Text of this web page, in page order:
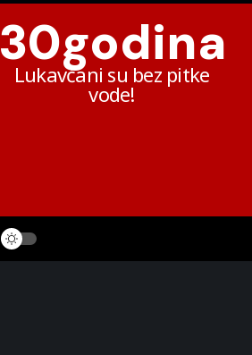
30godina
Lukavčani su bez pitke
vode!